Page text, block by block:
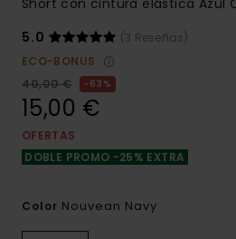
Short con cintura elástica Azul
5.0
(3 Reseñas)
ECO-BONUS
40,00 €
63%
15,00 €
OFERTAS
DOBLE PROMO -25% EXTRA
Color Nouvean Navy